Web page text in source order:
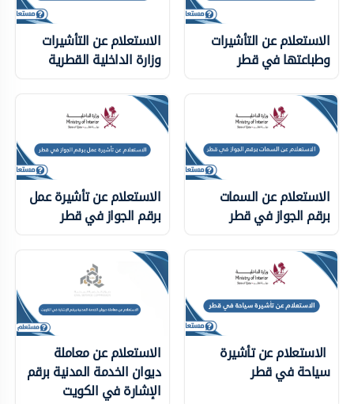
الاستعلام عن التأشيرات
وطباعتها في قطر
الاستعلام عن التأشيرات
وزارة الداخلية ‏القطرية
الاستعلام عن السمات
برقم الجواز في قطر
الاستعلام عن تأشيرة عمل
برقم الجواز في قطر
الاستعلام عن تأشيرة
سياحة في قطر
الاستعلام عن معاملة
ديوان الخدمة المدنية برقم
الإشارة في الكويت